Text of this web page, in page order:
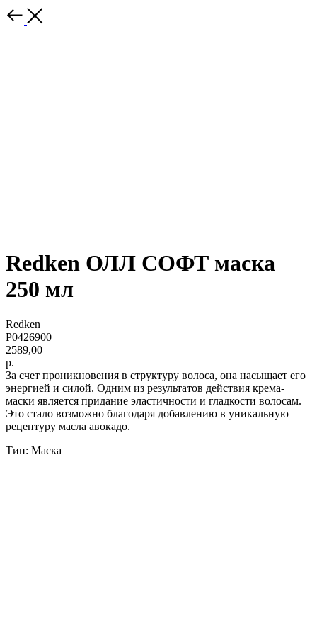
Redken ОЛЛ СОФТ маска
250 мл
Redken
P0426900
2589,00
р.
За счет проникновения в структуру волоса, она насыщает его
энергией и силой. Одним из результатов действия крема-
маски является придание эластичности и гладкости волосам.
Это стало возможно благодаря добавлению в уникальную
рецептуру масла авокадо.
Тип: Маска